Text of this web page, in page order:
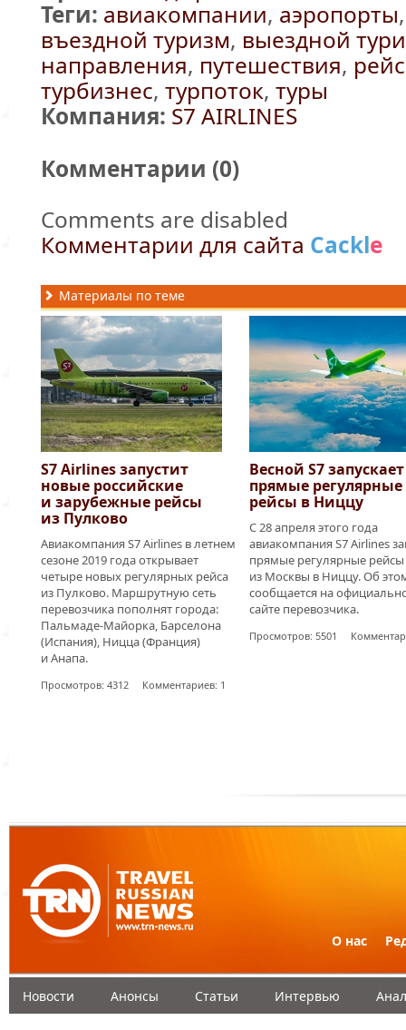
Теги: авиакомпании, аэропорты
въездной туризм, выездной
направления, путешествия,
турбизнес, турпоток, туры
Компания: S7 AIRLINES
Комментарии (0)
Comments are disabled
Комментарии для сайта Cackle
Материалы по теме
S7 Airlines запустит
новые российские
и зарубежные рейсы
из Пулково
Авиакомпания S7 Airlines в летнем
сезоне 2019 года открывает
четыре новых регулярных рейса
из Пулково. Маршрутную сеть
перевозчика пополнят города:
Пальмаде-Майорка, Барселона
(Испания), Ницца (Франция)
и Анапа.
Просмотров: 4312 Комментариев: 1
Весной S7 запускает
прямые регулярные
рейсы в Ниццу
С 28 апреля этого года
авиакомпания S7 Airlines
прямые регулярные рейсы
из Москвы в Ниццу. Об
сообщается на
сайте перевозчика.
Просмотров: 5501
О нас
Новости Анонсы Статьи Интервью